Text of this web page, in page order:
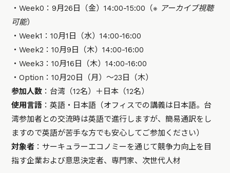
・Week0：9月26日（金）14:00-15:00（※ アーカイブ視聴
可能）
・Week1：10月1日（水）14:00-16:00
・Week2：10月9日（木）14:00-16:00
・Week3：10月16日（木）14:00-16:00
・Option：10月20日（月）〜23日（木）
参加人数 ：台湾（12名）＋日本（12名）
使用言語 ：英語・日本語（オフィスでの講義は日本語。台
湾参加者との交流時は英語で進行しますが、簡易通訳をし
ますので英語が苦手な方でも安心してご参加ください）
対象者 ：サーキュラーエコノミーを通じて競争力向上を目
指す企業および意思決定者、専門家、次世代人材